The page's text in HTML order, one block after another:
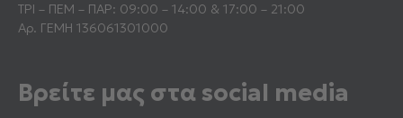
ΤΡΙ – ΠΕΜ – ΠΑΡ: 09:00 – 14:00 & 17:00 – 21:00
Αρ. ΓΕΜΗ 136061301000
Βρείτε μας στα social media